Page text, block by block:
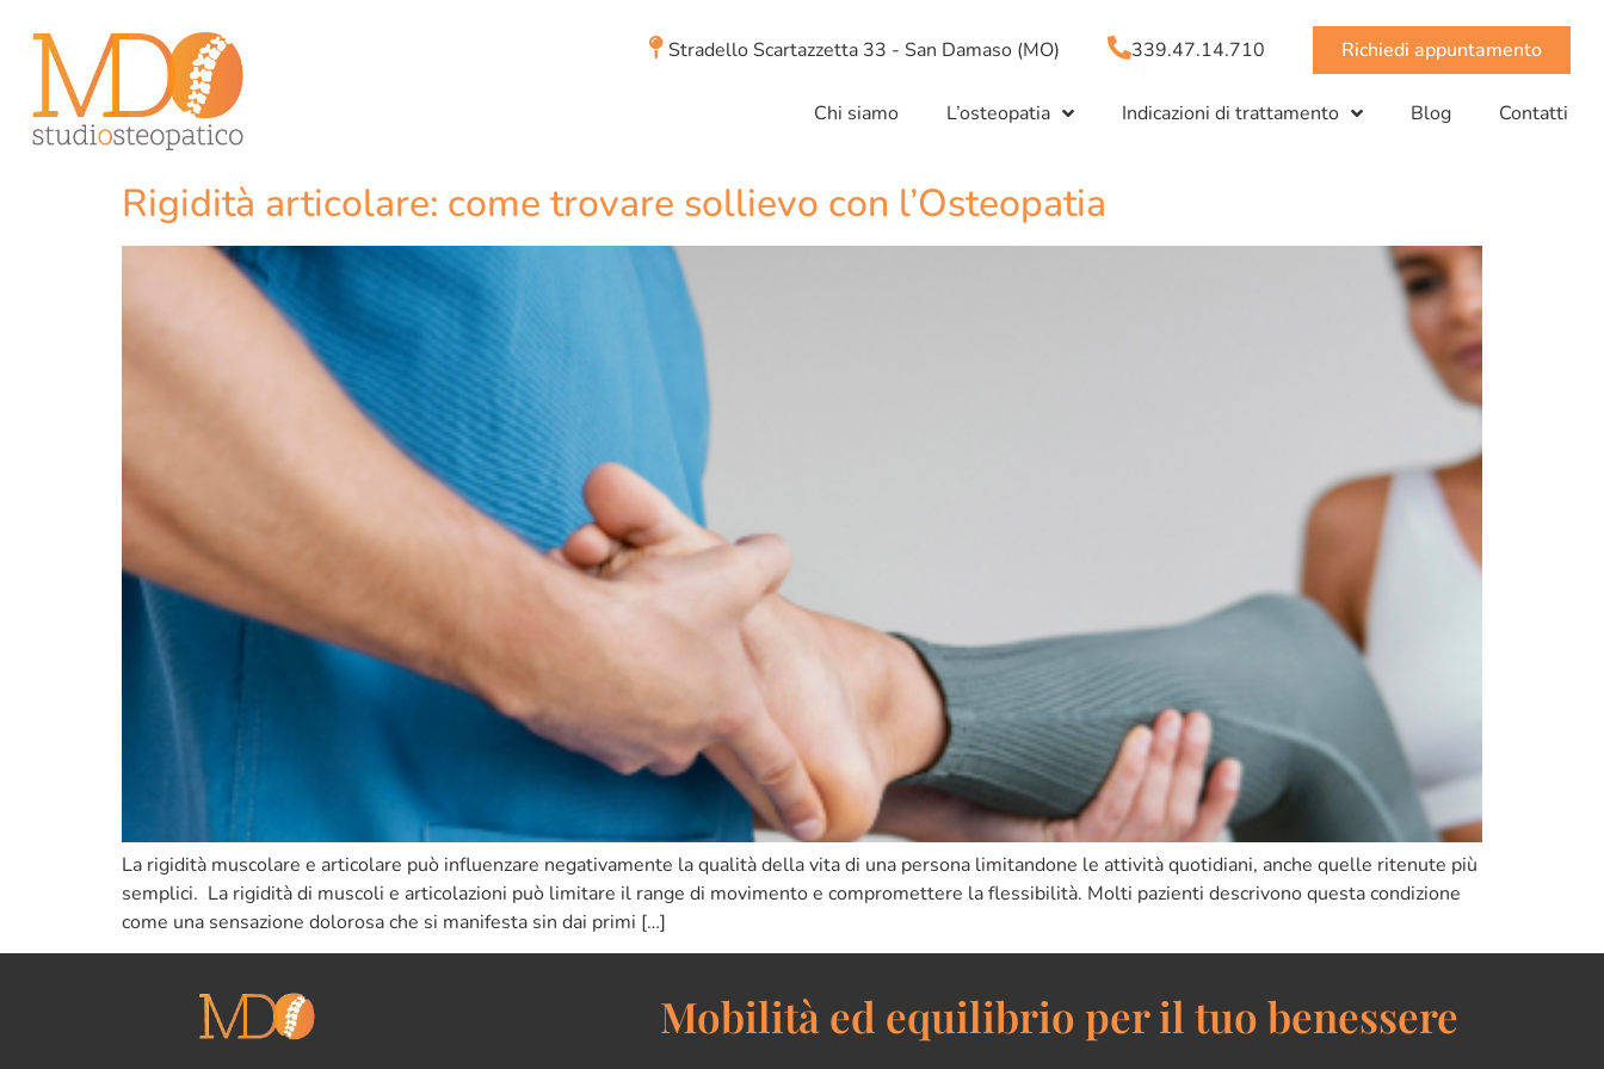
Stradello Scartazzetta 33 - San Damaso (MO) 339.47.14.710 Richiedi appuntamento
Chi siamo L’osteopatia Indicazioni di trattamento Blog Contatti
Rigidità articolare: come trovare sollievo con l’Osteopatia
La rigidità muscolare e articolare può influenzare negativamente la qualità della vita di una persona limitandone le attività quotidiani, anche quelle ritenute più
semplici. La rigidità di muscoli e articolazioni può limitare il range di movimento e compromettere la flessibilità. Molti pazienti descrivono questa condizione
come una sensazione dolorosa che si manifesta sin dai primi […]
Mobilità ed equilibrio per il tuo benessere